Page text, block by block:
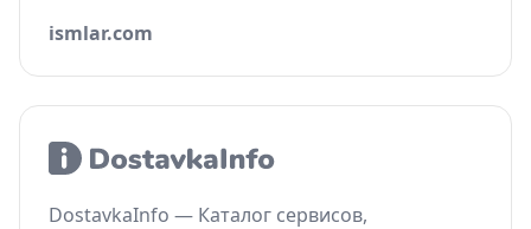
ismlar.com
DostavkaInfo — Каталог сервисов,